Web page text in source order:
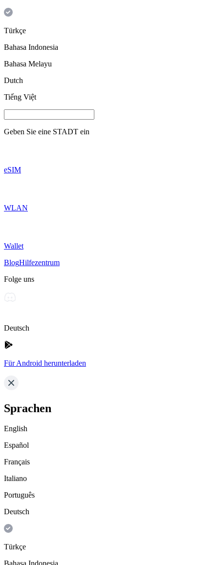
Türkçe
Bahasa Indonesia
Bahasa Melayu
Dutch
Tiếng Việt
Geben Sie eine STADT ein
eSIM
WLAN
Wallet
BlogHilfezentrum
Folge uns
Deutsch
Für Android herunterladen
Sprachen
English
Español
Français
Italiano
Português
Deutsch
Türkçe